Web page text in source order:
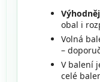
obal i
Volná
–
V balení
celé